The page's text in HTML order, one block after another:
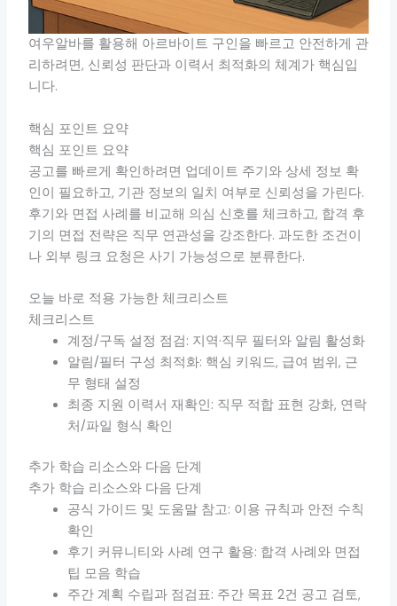
여우알바를 활용해 아르바이트 구인을 빠르고 안전하게 관
리하려면, 신뢰성 판단과 이력서 최적화의 체계가 핵심입
니다.
핵심 포인트 요약
핵심 포인트 요약
공고를 빠르게 확인하려면 업데이트 주기와 상세 정보 확
인이 필요하고, 기관 정보의 일치 여부로 신뢰성을 가린다.
후기와 면접 사례를 비교해 의심 신호를 체크하고, 합격 후
기의 면접 전략은 직무 연관성을 강조한다. 과도한 조건이
나 외부 링크 요청은 사기 가능성으로 분류한다.
오늘 바로 적용 가능한 체크리스트
체크리스트
계정/구독 설정 점검: 지역·직무 필터와 알림 활성화
알림/필터 구성 최적화: 핵심 키워드, 급여 범위, 근
무 형태 설정
최종 지원 이력서 재확인: 직무 적합 표현 강화, 연락
처/파일 형식 확인
추가 학습 리소스와 다음 단계
추가 학습 리소스와 다음 단계
공식 가이드 및 도움말 참고: 이용 규칙과 안전 수칙
확인
후기 커뮤니티와 사례 연구 활용: 합격 사례와 면접
팁 모음 학습
주간 계획 수립과 점검표: 주간 목표 2건 공고 검토,